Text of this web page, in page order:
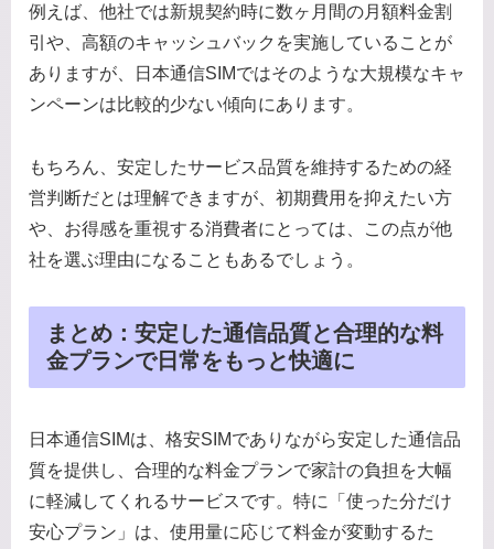
例えば、他社では新規契約時に数ヶ月間の月額料金割
引や、高額のキャッシュバックを実施していることが
ありますが、日本通信SIMではそのような大規模なキャ
ンペーンは比較的少ない傾向にあります。
もちろん、安定したサービス品質を維持するための経
営判断だとは理解できますが、初期費用を抑えたい方
や、お得感を重視する消費者にとっては、この点が他
社を選ぶ理由になることもあるでしょう。
まとめ：安定した通信品質と合理的な料
金プランで日常をもっと快適に
日本通信SIMは、格安SIMでありながら安定した通信品
質を提供し、合理的な料金プランで家計の負担を大幅
に軽減してくれるサービスです。特に「使った分だけ
安心プラン」は、使用量に応じて料金が変動するた